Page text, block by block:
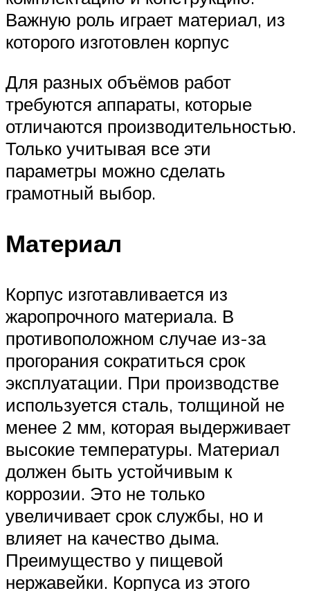
Важную роль играет материал, из
которого изготовлен корпус
Для разных объёмов работ
требуются аппараты, которые
отличаются производительностью.
Только учитывая все эти
параметры можно сделать
грамотный выбор.
Материал
Корпус изготавливается из
жаропрочного материала. В
противоположном случае из-за
прогорания сократиться срок
эксплуатации. При производстве
используется сталь, толщиной не
менее 2 мм, которая выдерживает
высокие температуры. Материал
должен быть устойчивым к
коррозии. Это не только
увеличивает срок службы, но и
влияет на качество дыма.
Преимущество у пищевой
нержавейки. Корпуса из этого